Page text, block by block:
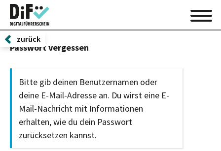
zurück
Passwort vergessen
Bitte gib deinen Benutzernamen oder
deine E-Mail-Adresse an. Du wirst eine E-
Mail-Nachricht mit Informationen
erhalten, wie du dein Passwort
zurücksetzen kannst.